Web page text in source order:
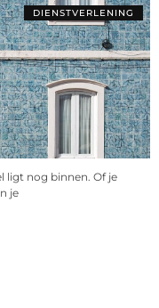
DIENSTVERLENING
ligt nog binnen. Of je
je